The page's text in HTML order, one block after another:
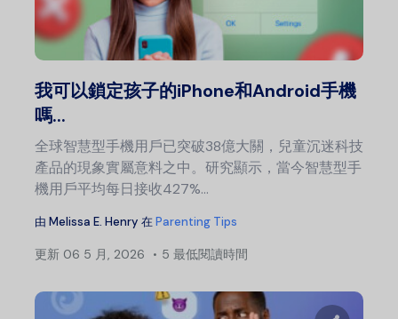
我可以鎖定孩子的iPhone和Android手機
嗎...
全球智慧型手機用戶已突破38億大關，兒童沉迷科技
產品的現象實屬意料之中。研究顯示，當今智慧型手
機用戶平均每日接收427%...
由 Melissa E. Henry 在Parenting Tips
更新 06 5 月, 2026 5 最低閱讀時間